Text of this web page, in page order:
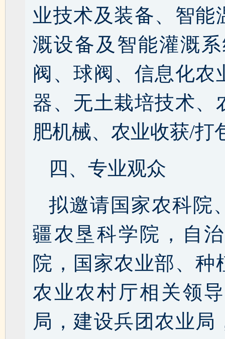
业技术及装备、智能
溉设备及智能灌溉
阀、球阀、信息化农
器、无土栽培技术、
肥机械、农业收获/打
四、专业观众
拟邀请国家农科院
疆农垦科学院，自
院，国家农业部、
农业农村厅相关领
局，建设兵团农业